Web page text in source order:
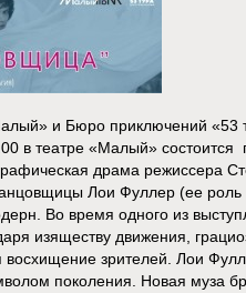
и Бюро приключений «53
в театре «Малый»
драма режиссера
Лои Фуллер (ее
Во время одного из
изяществу движения,
зрителей. Лои
поколения. Новая муза